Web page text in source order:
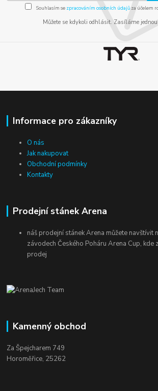
Souhlasím se zpracováním osobních údajůza účelem
Můžete se kdykoli odhlásit. Zasíláme
Informace pro zákazníky
O nás
Jak nakupovat
Obchodní podmínky
Kontakty
Prodejní stánek Arena
náš prodejní stánek Arena můžete navštívit
závodech Českého Poháru Arena Cup, kde
prodej
Kamenný obchod
Za Špejcharem 749
Horoměřice, 25262